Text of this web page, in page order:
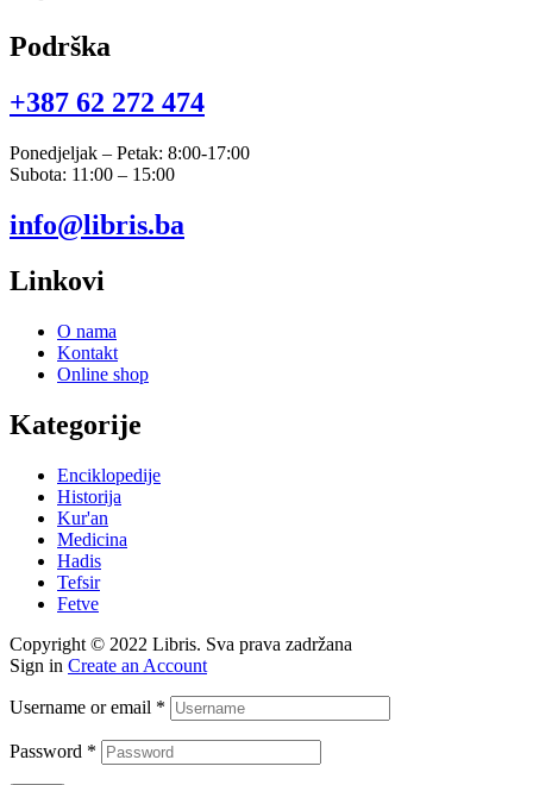
Podrška
+387 62 272 474​
Ponedjeljak – Petak: 8:00-17:00
Subota: 11:00 – 15:00
info@libris.ba
Linkovi
O nama
Kontakt
Online shop
Kategorije
Enciklopedije
Historija
Kur'an
Medicina
Hadis
Tefsir
Fetve
Copyright © 2022 Libris. Sva prava zadržana
Sign in Create an Account
Username or email *
Password *